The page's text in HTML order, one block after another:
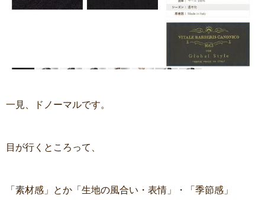
一見、ドノーマルです。
目が行くところって、
「素材感」とか「生地の風合い・表情」・「季節感」